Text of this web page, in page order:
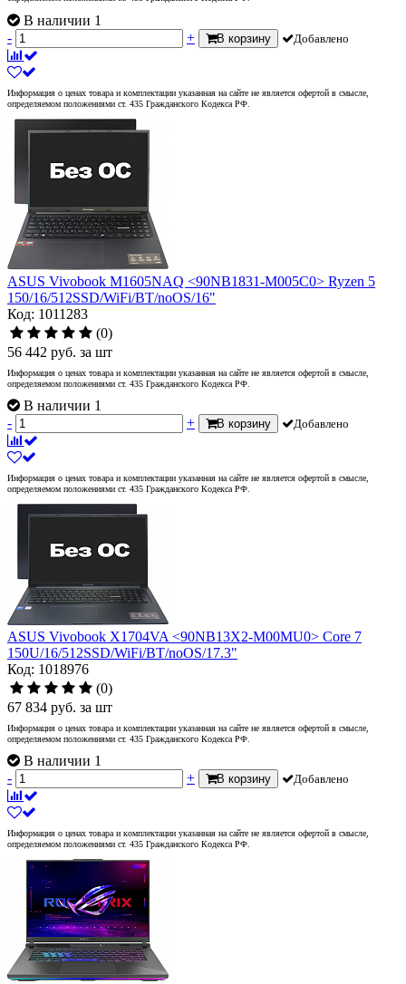
В наличии 1
-
+ В корзину Добавлено
Информация о ценах товара и комплектации указанная на сайте не является офертой в смысле,
определяемом положениями ст. 435 Гражданского Кодекса РФ.
ASUS Vivobook M1605NAQ <90NB1831-M005C0> Ryzen 5
150/16/512SSD/WiFi/BT/noOS/16"
Код: 1011283
(0)
56 442 руб. за шт
Информация о ценах товара и комплектации указанная на сайте не является офертой в смысле,
определяемом положениями ст. 435 Гражданского Кодекса РФ.
В наличии 1
-
+ В корзину Добавлено
Информация о ценах товара и комплектации указанная на сайте не является офертой в смысле,
определяемом положениями ст. 435 Гражданского Кодекса РФ.
ASUS Vivobook X1704VA <90NB13X2-M00MU0> Core 7
150U/16/512SSD/WiFi/BT/noOS/17.3"
Код: 1018976
(0)
67 834 руб. за шт
Информация о ценах товара и комплектации указанная на сайте не является офертой в смысле,
определяемом положениями ст. 435 Гражданского Кодекса РФ.
В наличии 1
-
+ В корзину Добавлено
Информация о ценах товара и комплектации указанная на сайте не является офертой в смысле,
определяемом положениями ст. 435 Гражданского Кодекса РФ.